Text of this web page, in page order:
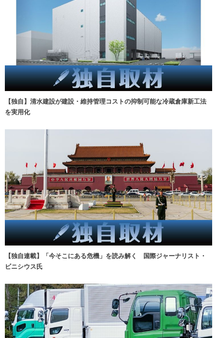
【独自】清水建設が建設・維持管理コストの抑制可能な冷蔵倉庫新工法
を実用化
【独自連載】「今そこにある危機」を読み解く 国際ジャーナリスト・
ビニシウス氏